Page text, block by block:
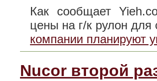
Как сообщает
цены на г/к рулон
компании планируют
Nucor второй